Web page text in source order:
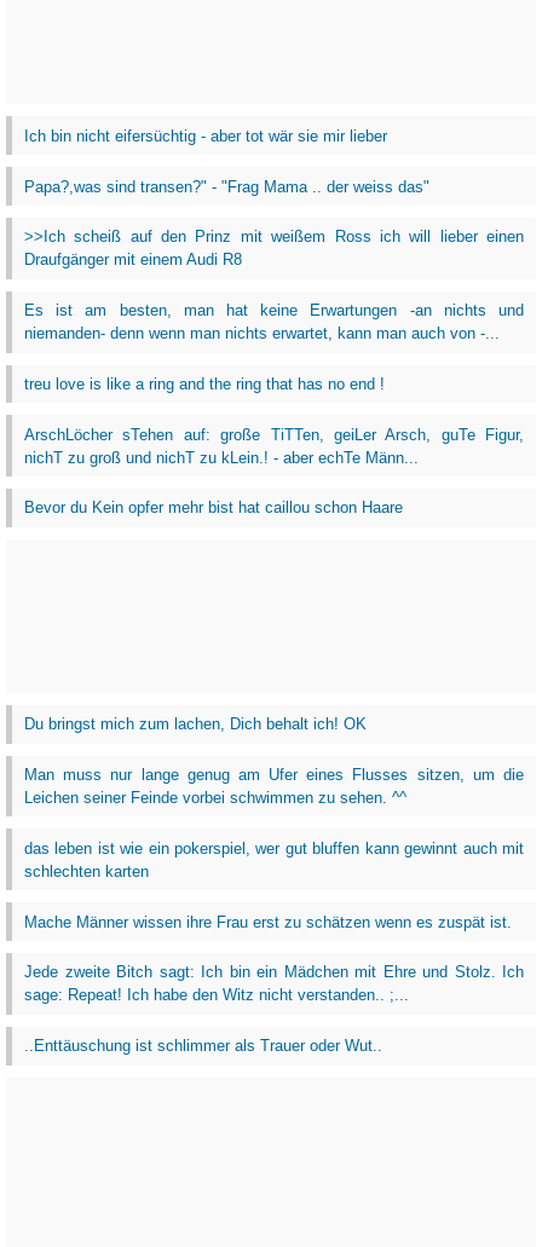
Ich bin nicht eifersüchtig - aber tot wär sie mir lieber
Papa?,was sind transen?" - "Frag Mama .. der weiss das"
>>Ich scheiß auf den Prinz mit weißem Ross ich will lieber einen
Draufgänger mit einem Audi R8
Es ist am besten, man hat keine Erwartungen -an nichts und
niemanden- denn wenn man nichts erwartet, kann man auch von -...
treu love is like a ring and the ring that has no end !
ArschLöcher sTehen auf: große TiTTen, geiLer Arsch, guTe Figur,
nichT zu groß und nichT zu kLein.! - aber echTe Männ...
Bevor du Kein opfer mehr bist hat caillou schon Haare
Du bringst mich zum lachen, Dich behalt ich! OK
Man muss nur lange genug am Ufer eines Flusses sitzen, um die
Leichen seiner Feinde vorbei schwimmen zu sehen. ^^
das leben ist wie ein pokerspiel, wer gut bluffen kann gewinnt auch mit
schlechten karten
Mache Männer wissen ihre Frau erst zu schätzen wenn es zuspät ist.
Jede zweite Bitch sagt: Ich bin ein Mädchen mit Ehre und Stolz. Ich
sage: Repeat! Ich habe den Witz nicht verstanden.. ;...
..Enttäuschung ist schlimmer als Trauer oder Wut..